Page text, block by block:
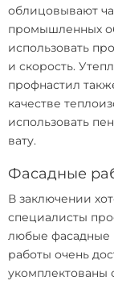
облицовывают
промышленных
использовать
и скорость.
профнастил
качестве
использовать
вату.
Фасадные
В заключении
специалисты
любые фасадные
работы очень
укомплектованы